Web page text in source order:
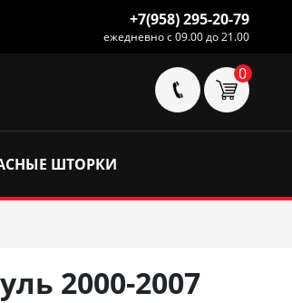
+7(958) 295-20-79
ежедневно с 09.00 до 21.00
0
ШТОРКИ
2000-2007